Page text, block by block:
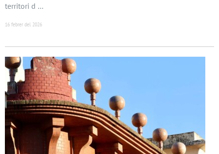
territori d …
16 febrer del 2026